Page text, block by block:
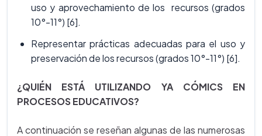
uso y aprovechamiento de los recursos (grados
10°-11°) [6].
Representar prácticas adecuadas para el uso y
preservación de los recursos (grados 10°-11°) [6].
¿QUIÉN ESTÁ UTILIZANDO YA CÓMICS EN
PROCESOS EDUCATIVOS?
A continuación se reseñan algunas de las numerosas